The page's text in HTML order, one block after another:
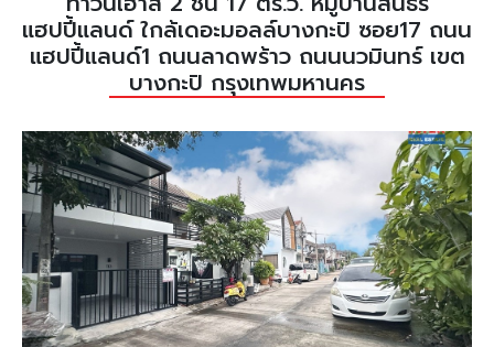
แฮปปี้แลนด์ ใกล้เดอะมอลล์บางกะปิ ซอย17 ถนน
แฮปปี้แลนด์1 ถนนลาดพร้าว ถนนนวมินทร์ เขต
บางกะปิ กรุงเทพมหานคร